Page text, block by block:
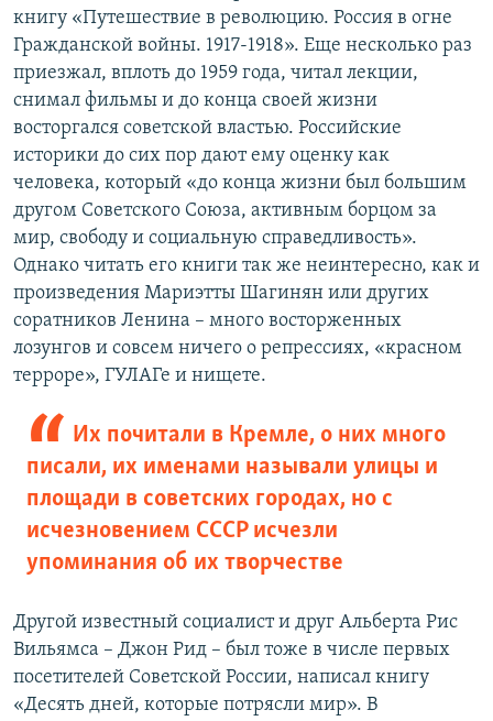
книгу «Путешествие в революцию. Россия в огне
Гражданской войны. 1917-1918». Еще несколько раз
приезжал, вплоть до 1959 года, читал лекции,
снимал фильмы и до конца своей жизни
восторгался советской властью. Российские
историки до сих пор дают ему оценку как
человека, который «до конца жизни был большим
другом Советского Союза, активным борцом за
мир, свободу и социальную справедливость».
Однако читать его книги так же неинтересно, как и
произведения Мариэтты Шагинян или других
соратников Ленина – много восторженных
лозунгов и совсем ничего о репрессиях, «красном
терроре», ГУЛАГе и нищете.
Их почитали в Кремле, о них много
писали, их именами называли улицы и
площади в советских городах, но с
исчезновением СССР исчезли
упоминания об их творчестве
Другой известный социалист и друг Альберта Рис
Вильямса – Джон Рид – был тоже в числе первых
посетителей Советской России, написал книгу
«Десять дней, которые потрясли мир». В